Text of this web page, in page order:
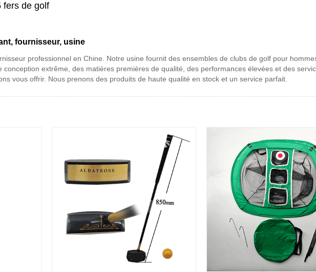
fers de golf
fournisseur, usine
professionnel en Chine. Notre usine fournit des ensembles de clubs de golf pour
conception extrême, des matières premières de qualité, des performances élevées et des
vous offrir. Nous prenons des produits de haute qualité en stock et un service parfait.